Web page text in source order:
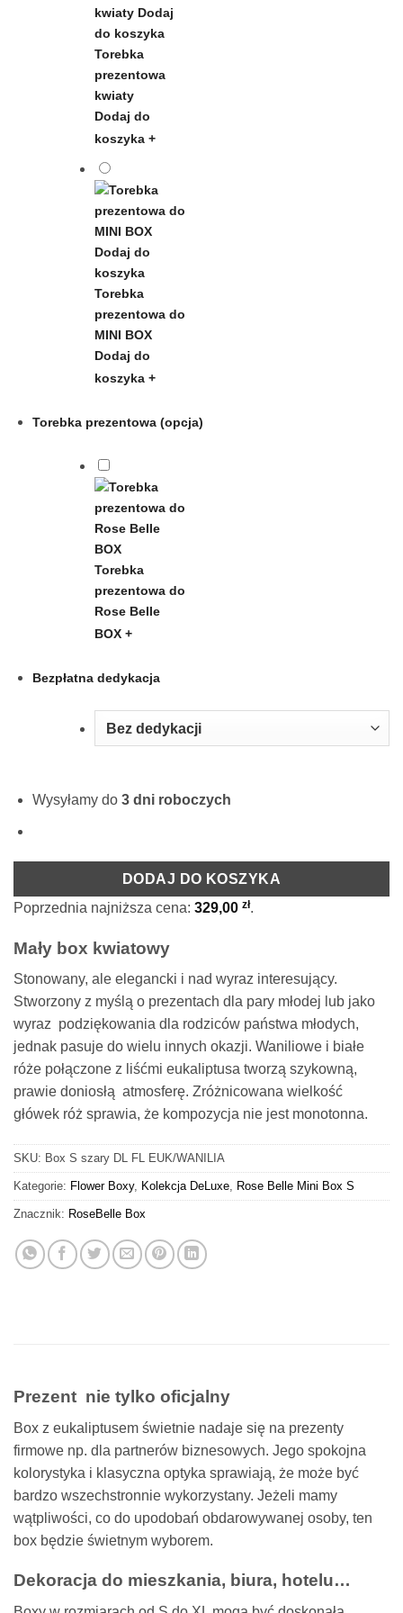
Torebka
prezentowa
kwiaty
Dodaj do
koszyka +
Torebka
prezentowa do
MINI BOX
Dodaj do
koszyka +
Torebka prezentowa (opcja)
Torebka
prezentowa do
Rose Belle
BOX +
Bezpłatna dedykacja
Wysyłamy do 3 dni roboczych
DODAJ DO KOSZYKA
Poprzednia najniższa cena: 329,00 zł.
Mały box kwiatowy
Stonowany, ale elegancki i nad wyraz interesujący.
Stworzony z myślą o prezentach dla pary młodej lub jako
wyraz podziękowania dla rodziców państwa młodych,
jednak pasuje do wielu innych okazji. Waniliowe i białe
róże połączone z liśćmi eukaliptusa tworzą szykowną,
prawie doniosłą atmosferę. Zróżnicowana wielkość
główek róż sprawia, że kompozycja nie jest monotonna.
SKU: Box S szary DL FL EUK/WANILIA
Kategorie: Flower Boxy, Kolekcja DeLuxe, Rose Belle Mini Box S
Znacznik: RoseBelle Box
Prezent nie tylko oficjalny
Box z eukaliptusem świetnie nadaje się na prezenty
firmowe np. dla partnerów biznesowych. Jego spokojna
kolorystyka i klasyczna optyka sprawiają, że może być
bardzo wszechstronnie wykorzystany. Jeżeli mamy
wątpliwości, co do upodobań obdarowywanej osoby, ten
box będzie świetnym wyborem.
Dekoracja do mieszkania, biura, hotelu…